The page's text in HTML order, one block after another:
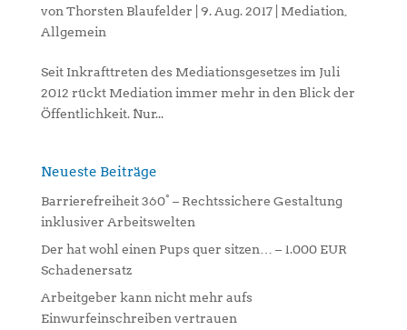
von Thorsten Blaufelder 9. Aug. 2017| Mediation
Allgemein
Seit Inkrafttreten des Mediationsgesetzes im Juli
2012 rückt Mediation immer mehr in den Blick der
Öffentlichkeit. Nur...
Neueste Beiträge
Barrierefreiheit 360° – Rechtssichere Gestaltung
inklusiver Arbeitswelten
Der hat wohl einen Pups quer sitzen… – 1.000 EUR
Schadenersatz
Arbeitgeber kann nicht mehr aufs
Einwurfeinschreiben vertrauen